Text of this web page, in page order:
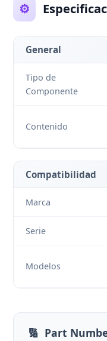
⚙️
General
Tipo de
Componente
Contenido
Compatibilidad
Marca
Serie
Modelos
🔢 Part